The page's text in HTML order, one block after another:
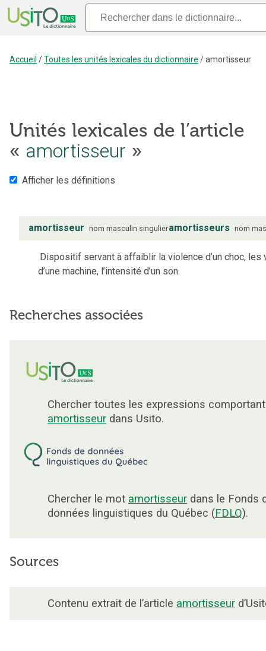
Accueil /Toutes les unités lexicales du dictionnaire /amortisseur
Unités lexicales de l’article
« amortisseur »
Afficher les définitions
amortisseur nom masculin singulieramortisseurs nom
Dispositif servant à affaiblir la violence d’un choc, les
d’une machine, l’intensité d’un son.
Recherches associées
Chercher toutes les expressions
amortisseur dans Usito.
Chercher le mot amortisseur dans le Fonds
données linguistiques du Québec (FDLQ).
Sources
Contenu extrait de l’article amortisseur